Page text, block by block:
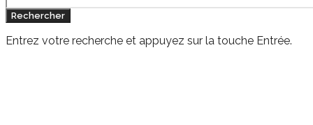
Rechercher
Entrez votre recherche et appuyez sur la touche Entrée.